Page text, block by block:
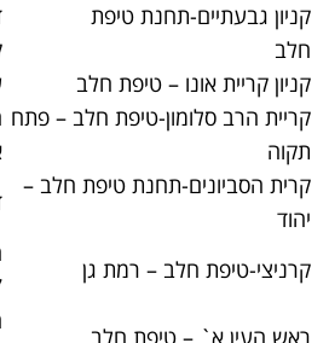
דרך יצחק
חלב
שלמה המלך 37/
חלב – פתח
הרב אונטרמן 4/ כפר
חלב –
דרך החורש 4/
גן
27/